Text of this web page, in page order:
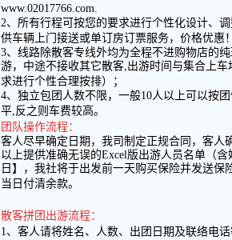
www.02017766.com.
2、所有行程可按您的要求进行个性化设计、
供车辆上门接送或单订房订票服务，价格优惠！
3、线路除散客专线外均为全程不进购物店的
游，中途不接收其它散客 出游时间与集合上
求进行个性合理按排）；
4、独立包团人数不限，一般10人以上可以按
平 反之则车费较高。
团队操作流程：
客人尽早确定日期，我司制定正规合同，客
以上提供准确无误的Excel 版出游人员名单（含
日】，我社将于出发前一天购买保险并发送
当日付清余款。
散客拼团出游流程：
1 、客人请将姓名、人数、出团日期及联络电